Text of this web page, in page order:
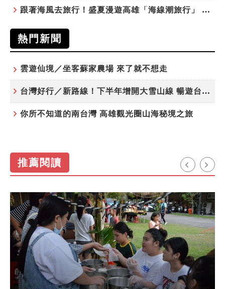
跟著海風去旅行！盛夏漫遊高雄「海線潮旅行」 五大主題遊程探索漁村魅力
熱門新聞
雲遊仙境／坐客蘇家農場 來了就不想走
台灣好行／新路線！下半年增開大雪山線 暢遊台中更便利
你所不知道的南台灣 高雄觀光圈山海秘境之旅
推薦閱讀